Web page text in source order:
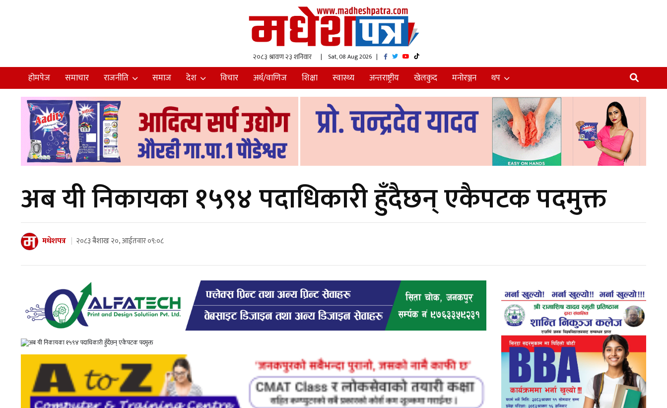
| Sat, 08 Aug 2026 |
होमपेज समाचार राजनीति समाज देश विचार अर्थ/वाणिज शिक्षा स्वास्थ्य अन्तराष्ट्रीय खेलकुद मनोरञ्जन थप
अब यी निकायका १५९४ पदाधिकारी हुँदैछन् एकैपटक पदमुक्त
मधेशपत्र २०८३ बैशाख २०, आईतवार ०९:०८